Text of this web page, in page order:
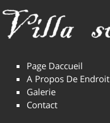
Page Daccueil
A Propos De Endroit
Galerie
Contact